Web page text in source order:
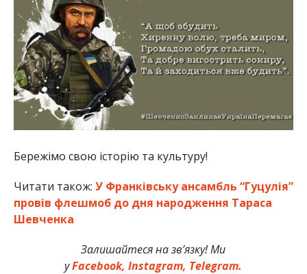
Бережімо свою історію та культуру!
Читати також: У Франківську ансамбль “Гуцулія”
провів флешмоб до дня народження Тараса
Шевченка
Залишайтеся на зв’язку! Ми
уFacebook,Instagram, Telegram.